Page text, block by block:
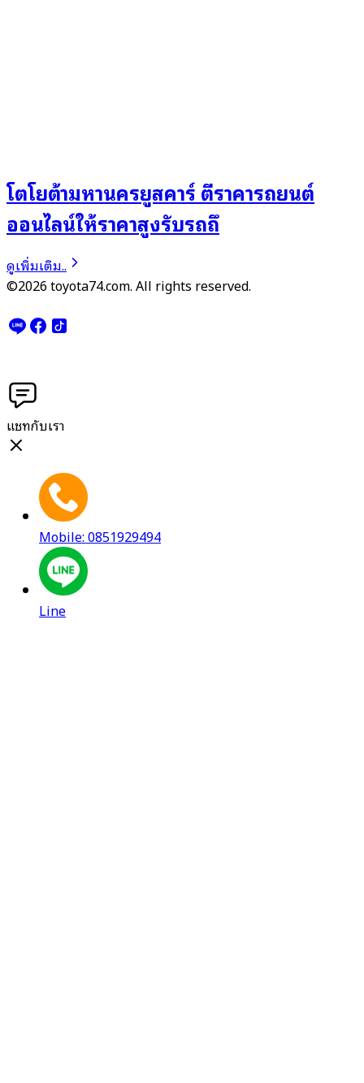
โตโยต้ามหานครยูสคาร์ ตีราคารถยนต์
ออนไลน์ให้ราคาสูงรับรถถึ
ดูเพิ่มเติม..
©2026 toyota74.com. All rights reserved.
แชทกับเรา
Mobile: 0851929494
Line